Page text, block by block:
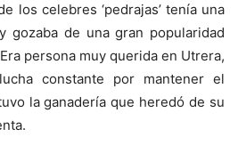
los celebres ‘pedrajas’ tenía una
gozaba de una gran popularidad
persona muy querida en Utrera,
constante por mantener el
la ganadería que heredó de su